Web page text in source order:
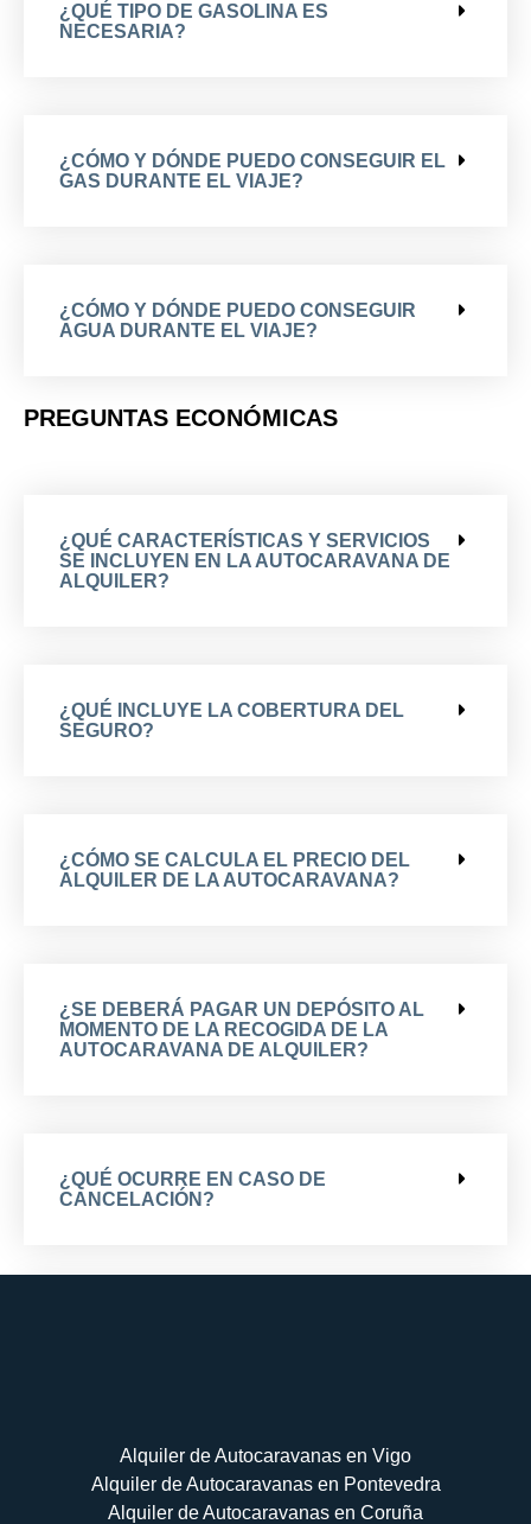
¿QUÉ TIPO DE GASOLINA ES
NECESARIA?
¿CÓMO Y DÓNDE PUEDO CONSEGUIR EL
GAS DURANTE EL VIAJE?
¿CÓMO Y DÓNDE PUEDO CONSEGUIR
AGUA DURANTE EL VIAJE?
PREGUNTAS ECONÓMICAS
¿QUÉ CARACTERÍSTICAS Y SERVICIOS
SE INCLUYEN EN LA AUTOCARAVANA DE
ALQUILER?
¿QUÉ INCLUYE LA COBERTURA DEL
SEGURO?
¿CÓMO SE CALCULA EL PRECIO DEL
ALQUILER DE LA AUTOCARAVANA?
¿SE DEBERÁ PAGAR UN DEPÓSITO AL
MOMENTO DE LA RECOGIDA DE LA
AUTOCARAVANA DE ALQUILER?
¿QUÉ OCURRE EN CASO DE
CANCELACIÓN?
Alquiler de Autocaravanas en Vigo
Alquiler de Autocaravanas en Pontevedra
Alquiler de Autocaravanas en Coruña